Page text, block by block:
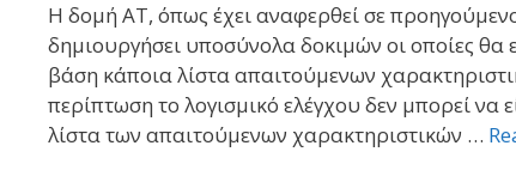
Η δομή ΑΤ, όπως έχει αναφερθεί σε
δημιουργήσει υποσύνολα δοκιμών οι οποίες
βάση κάποια λίστα απαιτούμενων
περίπτωση το λογισμικό ελέγχου δεν μπορεί να
λίστα των απαιτούμενων χαρακτηριστικών …